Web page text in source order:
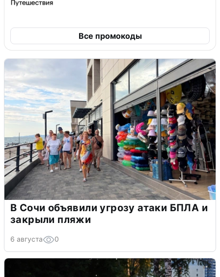
Все промокоды
В Сочи объявили угрозу атаки БПЛА и
закрыли пляжи
6 августа 0